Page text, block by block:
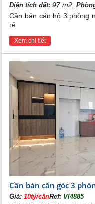
Diện tích đất: 97 m2,
Cần bán căn hộ 3 phòng
rẻ
Xem chi tiết
Cần bán căn góc 3
Giá:10tỷ/cănRef: VI4885